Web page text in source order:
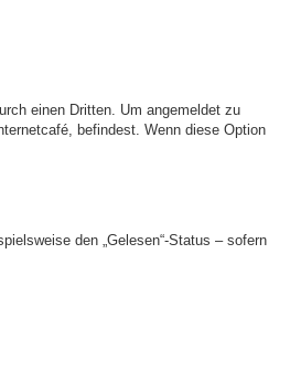
einen Dritten. Um angemeldet zu
befindest. Wenn diese Option
den „Gelesen“-Status – sofern